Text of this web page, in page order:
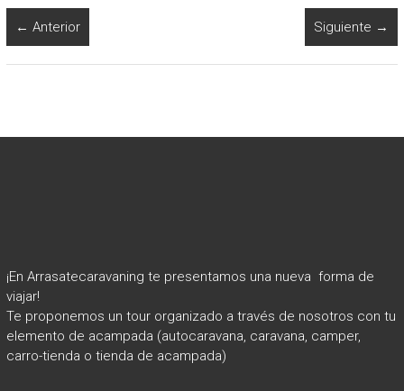
← Anterior Siguiente →
¡En Arrasatecaravaning te presentamos una nueva forma de
viajar!
Te proponemos un tour organizado a través de nosotros con tu
elemento de acampada (autocaravana, caravana, camper,
carro-tienda o tienda de acampada)